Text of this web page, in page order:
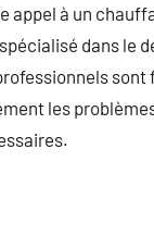
appel à un
dans le
sont
les